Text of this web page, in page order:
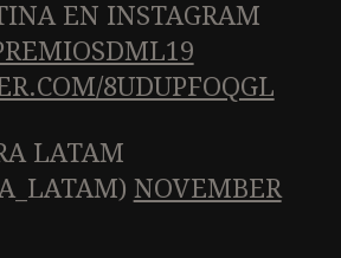
EN INSTAGRAM
8UDUPFOQGL
LATAM
NOVEMBER